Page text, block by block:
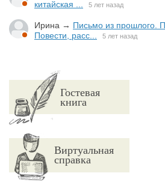
китайская ...
5 лет назад
Ирина → Письмо из прошлого.
Повести, расс...
5 лет назад
Гостевая
книга
Виртуальная
справка